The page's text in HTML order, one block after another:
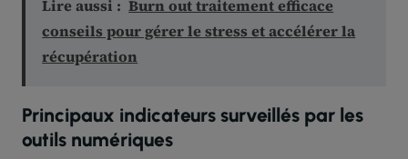
Lire aussi : Burn out traitement efficace
conseils pour gérer le stress et accélérer la
récupération
Principaux indicateurs surveillés par les
outils numériques